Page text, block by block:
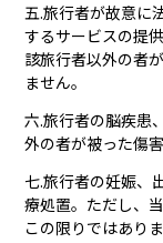
五.旅行者が故意に
するサービスの提
該旅行者以外の者
ません。
六.旅行者の脳疾患
外の者が被った傷
七.旅行者の妊娠、
療処置。ただし、
この限りではありま